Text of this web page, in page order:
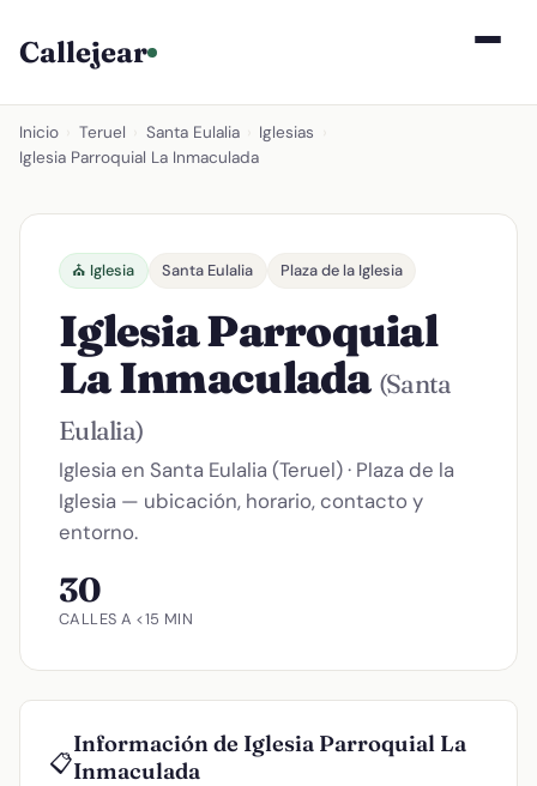
Callejear
Inicio Teruel Santa Eulalia Iglesias
Iglesia Parroquial La Inmaculada
⛪ Iglesia Santa Eulalia Plaza de la Iglesia
Iglesia Parroquial
La Inmaculada (Santa
Eulalia)
Iglesia en Santa Eulalia (Teruel) · Plaza de la
Iglesia — ubicación, horario, contacto y
entorno.
30
CALLES A <15 MIN
📋
Información de Iglesia Parroquial La
Inmaculada